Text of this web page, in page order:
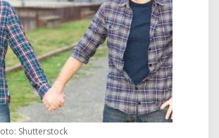
H
L
h
o
k
s
u
m
a
Shutterstock